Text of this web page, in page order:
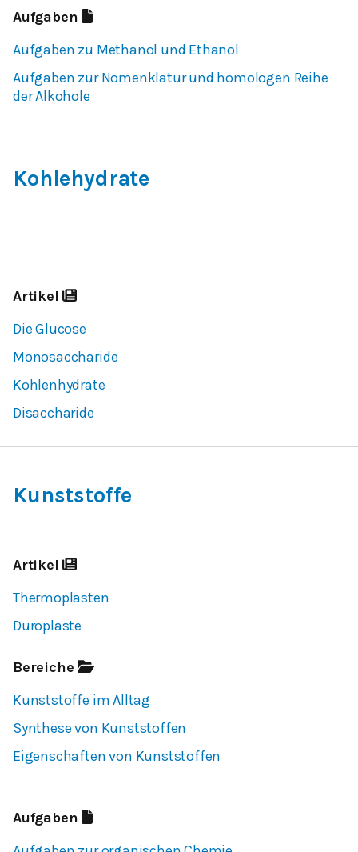
Aufgaben
Aufgaben zu Methanol und Ethanol
Aufgaben zur Nomenklatur und homologen Reihe
der Alkohole
Kohlehydrate
Artikel
Die Glucose
Monosaccharide
Kohlenhydrate
Disaccharide
Kunststoffe
Artikel
Thermoplasten
Duroplaste
Bereiche
Kunststoffe im Alltag
Synthese von Kunststoffen
Eigenschaften von Kunststoffen
Aufgaben